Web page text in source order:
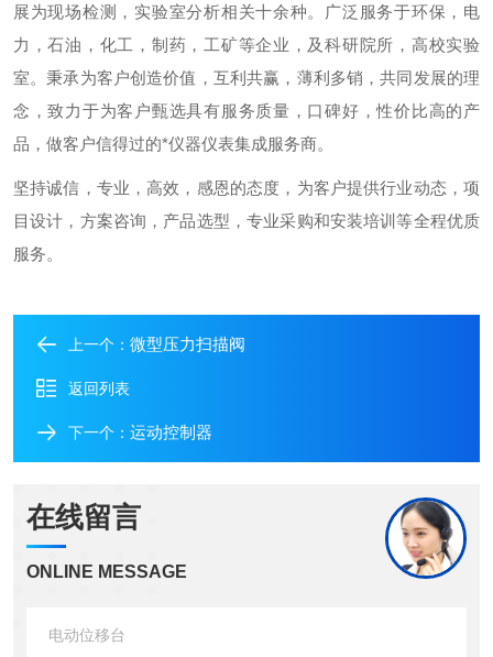
展为现场检测，实验室分析相关十余种。
广泛服务于环保，电
力，石油，化工，制药，工矿等企业，及科研院所，高校实验
室。秉承为客户创造价值，互利共赢，薄利多销，共同发展的理
念，致力于为客户甄选具有服务质量，口碑好，性价比高的产
品，做客户信得过的*仪器仪表集成服务商。
坚持诚信，专业，高效，感恩的态度，为客户提供行业动态，项
目设计，方案咨询，产品选型，专业采购和安装培训等全程优质
服务。
上一个： 微型压力扫描阀
返回列表
下一个： 运动控制器
在线留言
ONLINE MESSAGE